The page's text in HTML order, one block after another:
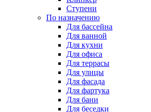
Ступени
По назначению
Для бассейна
Для ванной
Для кухни
Для офиса
Для террасы
Для улицы
Для фасада
Для фартука
Для бани
Для беседки